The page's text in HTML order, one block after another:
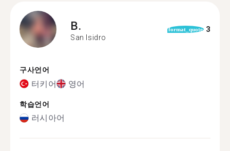
B.
San Isidro
format_quote 3
구사언어
터키어 영어
학습언어
러시아어